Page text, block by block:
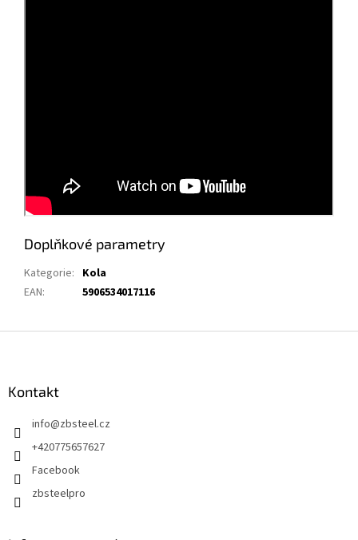
Doplňkové parametry
Kategorie: Kola
EAN: 5906534017116
Kontakt
info@zbsteel.cz
+420775657627
Facebook
zbsteelpro